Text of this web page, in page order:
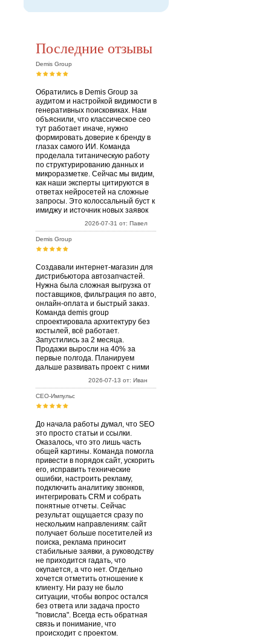
Последние отзывы
Demis Group
Обратились в Demis Group за
аудитом и настройкой видимости в
генеративных поисковиках. Нам
объяснили, что классическое сео
тут работает иначе, нужно
формировать доверие к бренду в
глазах самого ИИ. Команда
проделала титаническую работу
по структурированию данных и
микроразметке. Сейчас мы видим,
как наши эксперты цитируются в
ответах нейросетей на сложные
запросы. Это колоссальный буст к
имиджу и источник новых заявок
2026-07-31 от: Павел
Demis Group
Создавали интернет-магазин для
дистрибьютора автозапчастей.
Нужна была сложная выгрузка от
поставщиков, фильтрация по авто,
онлайн-оплата и быстрый заказ.
Команда demis group
спроектировала архитектуру без
костылей, всё работает.
Запустились за 2 месяца.
Продажи выросли на 40% за
первые полгода. Планируем
дальше развивать проект с ними
2026-07-13 от: Иван
СЕО-Импульс
До начала работы думал, что SEO
это просто статьи и ссылки.
Оказалось, что это лишь часть
общей картины. Команда помогла
привести в порядок сайт, ускорить
его, исправить технические
ошибки, настроить рекламу,
подключить аналитику звонков,
интегрировать CRM и собрать
понятные отчеты. Сейчас
результат ощущается сразу по
нескольким направлениям: сайт
получает больше посетителей из
поиска, реклама приносит
стабильные заявки, а руководству
не приходится гадать, что
окупается, а что нет. Отдельно
хочется отметить отношение к
клиенту. Ни разу не было
ситуации, чтобы вопрос остался
без ответа или задача просто
"повисла". Всегда есть обратная
связь и понимание, что
происходит с проектом.